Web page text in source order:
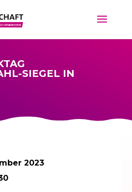
SIEGEL IN
2023